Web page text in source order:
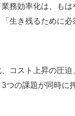
務効率化は、もは
生き残るために
コスト上昇の圧迫
つの課題が同時に